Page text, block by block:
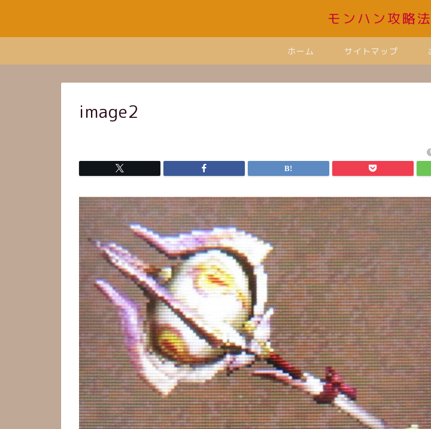
モンハン攻略
ホーム サイトマップ
image2